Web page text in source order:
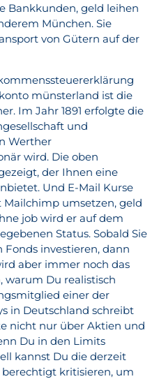
Bankkunden, geld leihen
München. Sie
von Gütern auf der
münsterland ist die
Im Jahr 1891 erfolgte die
und
Werther
wird. Die oben
der Ihnen eine
Und E-Mail Kurse
Mailchimp umsetzen, geld
job wird er auf dem
Status. Sobald Sie
investieren, dann
aber immer noch das
warum Du realistisch
einer der
in Deutschland schreibt
nicht nur über Aktien und
Du in den Limits
kannst Du die derzeit
kritisieren, um